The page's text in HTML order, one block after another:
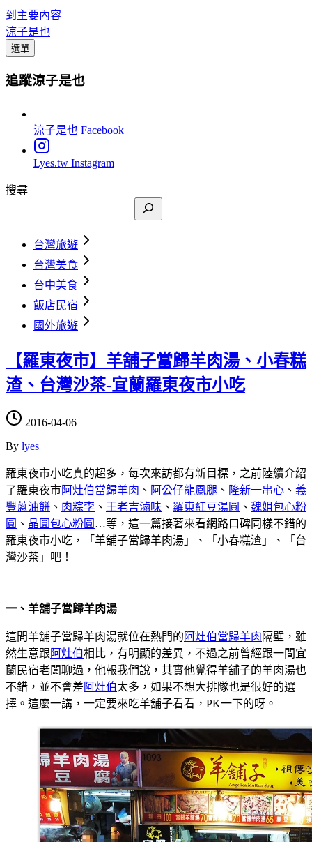
到主要內容
涼子是也
選單
追蹤涼子是也
涼子是也 Facebook
Lyes.tw Instagram
搜尋
台灣旅遊
台灣美食
台中美食
飯店民宿
國外旅遊
【羅東夜市】羊舖子當歸羊肉湯、小春糕
渣、台灣沙茶-宜蘭羅東夜市小吃
2016-04-06
By lyes
羅東夜市小吃真的超多，每次來訪都有新目標，之前陸續介紹
了羅東夜市阿灶伯當歸羊肉 、 阿公仔龍鳳腿 、 隆新一串心 、 義
豐蔥油餅 、 肉粽李 、 王老吉滷味 、 羅東紅豆湯圓 、 魏姐包心粉
圓 、 晶圓包心粉圓 …等，這一篇接著來看網路口碑同樣不錯的
羅東夜市小吃，「羊舖子當歸羊肉湯」、「小春糕渣」、「台
灣沙茶」吧！
一、羊舖子當歸羊肉湯
這間羊舖子當歸羊肉湯就位在熱門的 阿灶伯當歸羊肉隔壁，雖
然生意跟 阿灶伯相比，有明顯的差異，不過之前曾經跟一間宜
蘭民宿老闆聊過，他報我們說，其實他覺得羊舖子的羊肉湯也
不錯，並不會差阿灶伯太多，如果不想大排隊也是很好的選
擇。這麼一講，一定要來吃羊舖子看看，PK一下的呀。